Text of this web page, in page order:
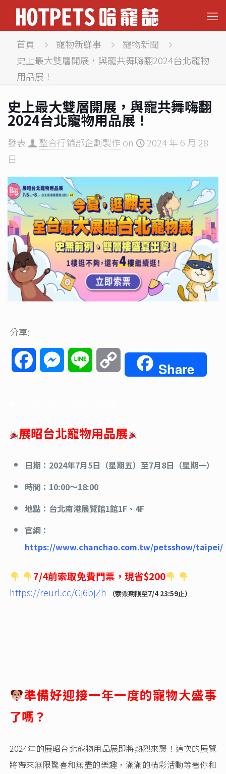
首頁 寵物新鮮事
寵物新聞
史上最大雙層開展，與寵共舞嗨翻2024台北寵物
用品展！
史上最大雙層開展，與寵共舞嗨翻
2024台北寵物用品展！
發表 整合行銷部企劃製作 on
2024 年 6 月 28
日
分享:
FacebookMessenger
Line
Copy
Share
展昭台北寵物用品展
日期：2024年7月5日（星期五）至7月8日（星期一）
時間： 10:00～18:00
地點：台北南港展覽館1館1F、4F
官網：
https://www.chanchao.com.tw/petsshow/taipei/
7/4前索取免費門票，現省$200
https://reurl.cc/Gj6bjZh （索票期限至7/4 23:59止）
準備好迎接一年一度的寵物大盛事
了嗎？
2024年的展昭台北寵物用品展即將熱烈來襲！這次的展覽
將帶來無限驚喜和無盡的樂趣，滿滿的精彩活動等著你和